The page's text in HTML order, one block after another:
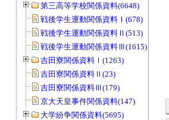
第三高等学校関係資料(6648)
戦後学生運動関係資料Ⅰ(678)
戦後学生運動関係資料Ⅱ(513)
戦後学生運動関係資料Ⅲ(1615)
吉田寮関係資料Ⅰ(1263)
吉田寮関係資料Ⅱ(23)
吉田寮関係資料Ⅲ(179)
京大天皇事件関係資料(147)
大学紛争関係資料(5695)